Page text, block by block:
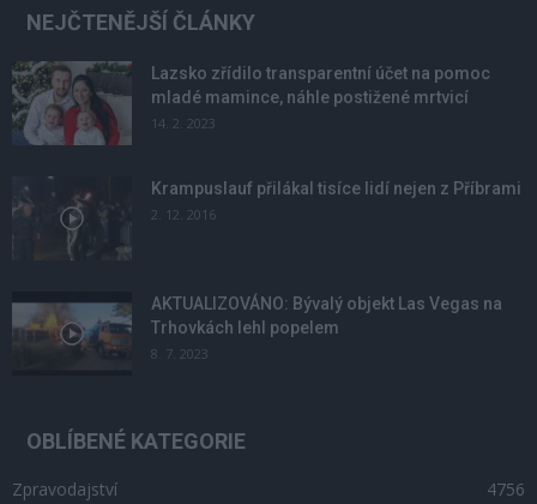
NEJČTENĚJŠÍ ČLÁNKY
Lazsko zřídilo transparentní účet na pomoc
mladé mamince, náhle postižené mrtvicí
14. 2. 2023
Krampuslauf přilákal tisíce lidí nejen z Příbrami
2. 12. 2016
AKTUALIZOVÁNO: Bývalý objekt Las Vegas na
Trhovkách lehl popelem
8. 7. 2023
OBLÍBENÉ KATEGORIE
Zpravodajství
4756